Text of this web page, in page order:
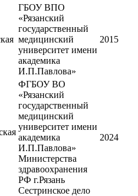
ГБОУ ВПО
«Рязанский
государственный
медицинский
университет имени
академика
И.П.Павлова»
2015
ФГБОУ ВО
«Рязанский
государственный
медицинский
университет имени
академика
И.П.Павлова»
Министерства
здравоохранения
РФ г.Рязань
Сестринское дело
2024